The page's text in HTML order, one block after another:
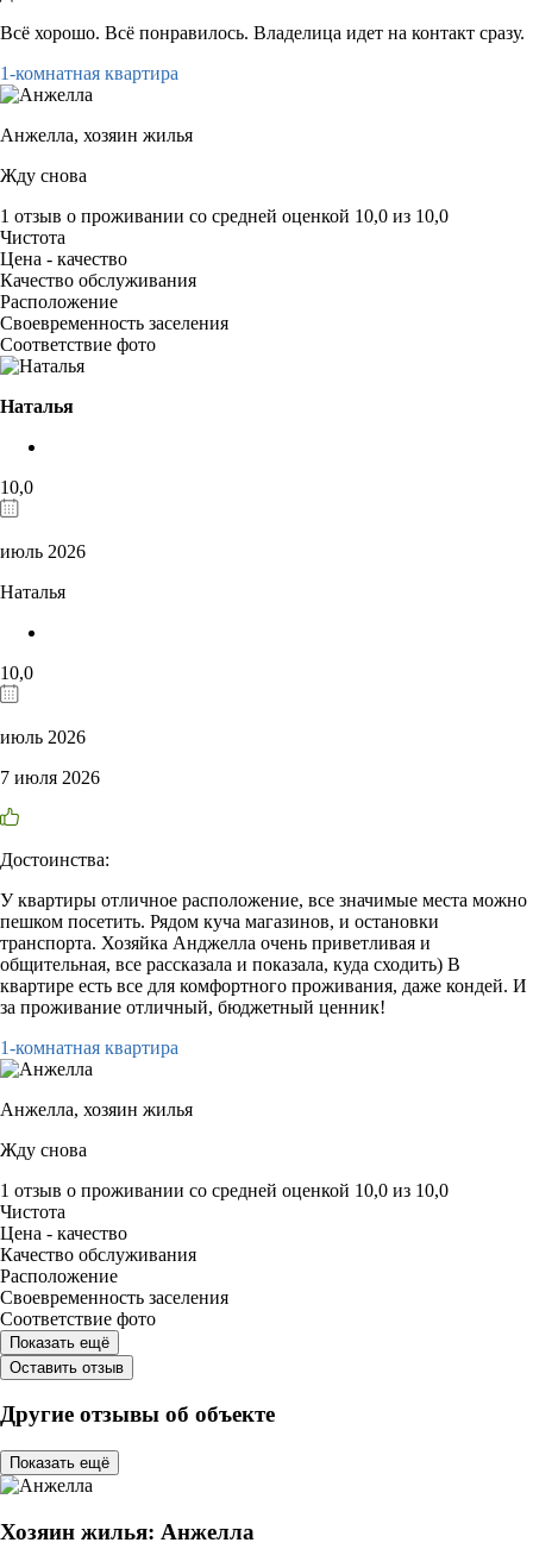
Всё хорошо. Всё понравилось. Владелица идет на контакт сразу.
1-комнатная квартира
Анжелла, хозяин жилья
Жду снова
1 отзыв о проживании со средней оценкой 10,0 из 10,0
Чистота
Цена - качество
Качество обслуживания
Расположение
Своевременность заселения
Соответствие фото
Наталья
10,0
июль 2026
Наталья
10,0
июль 2026
7 июля 2026
Достоинства:
У квартиры отличное расположение, все значимые места можно
пешком посетить. Рядом куча магазинов, и остановки
транспорта. Хозяйка Анджелла очень приветливая и
общительная, все рассказала и показала, куда сходить) В
квартире есть все для комфортного проживания, даже кондей. И
за проживание отличный, бюджетный ценник!
1-комнатная квартира
Анжелла, хозяин жилья
Жду снова
1 отзыв о проживании со средней оценкой 10,0 из 10,0
Чистота
Цена - качество
Качество обслуживания
Расположение
Своевременность заселения
Соответствие фото
Показать ещё
Оставить отзыв
Другие отзывы об объекте
Показать ещё
Хозяин жилья: Анжелла